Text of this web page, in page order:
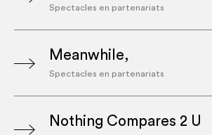
Spectacles en partenariats
Meanwhile,
Spectacles en partenariats
Nothing Compares 2 U